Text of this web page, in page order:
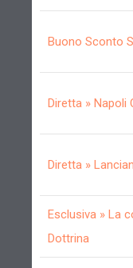
Buono Sconto
Diretta » Napoli
Diretta »
Esclusiva » La
Dottrina